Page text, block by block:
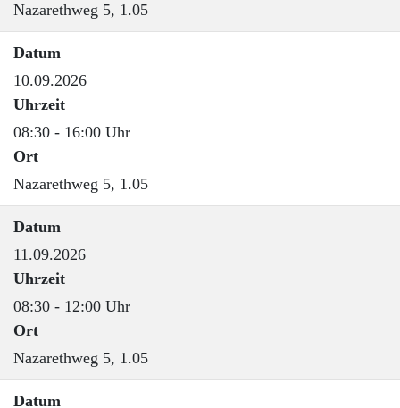
Nazarethweg 5, 1.05
Datum
10.09.2026
Uhrzeit
08:30 - 16:00 Uhr
Ort
Nazarethweg 5, 1.05
Datum
11.09.2026
Uhrzeit
08:30 - 12:00 Uhr
Ort
Nazarethweg 5, 1.05
Datum